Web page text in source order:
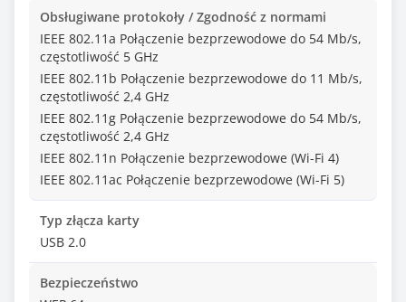
Obsługiwane protokoły / Zgodność z normami
IEEE 802.11a Połączenie bezprzewodowe do 54 Mb/s,
częstotliwość 5 GHz
IEEE 802.11b Połączenie bezprzewodowe do 11 Mb/s,
częstotliwość 2,4 GHz
IEEE 802.11g Połączenie bezprzewodowe do 54 Mb/s,
częstotliwość 2,4 GHz
IEEE 802.11n Połączenie bezprzewodowe (Wi-Fi 4)
IEEE 802.11ac Połączenie bezprzewodowe (Wi-Fi 5)
Typ złącza karty
USB 2.0
Bezpieczeństwo